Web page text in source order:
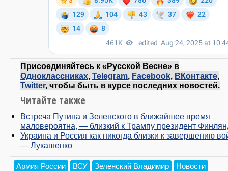
Присоединяйтесь к «Русской Весне» в
Одноклассниках, Telegram, Facebook, ВКонтакте,
Twitter, чтобы быть в курсе последних новостей.
Читайте также
Встреча Путина и Зеленского в ближайшее время
маловероятна, — близкий к Трампу президент
Украина и Россия как никогда близки к завершению
— Лукашенко
Армия России ВСУ Зеленский Владимир
Новости